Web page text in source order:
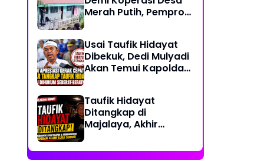
Merah Putih, Pemprov
dengan Proyek
Usai Taufik Hidayat
Dibekuk, Dedi Mulyadi
Akan Temui Kapolda
Juta
Taufik Hidayat
Ditangkap di
Majalaya, Akhir
Kasus Penyekapan
dan Penganiayaan